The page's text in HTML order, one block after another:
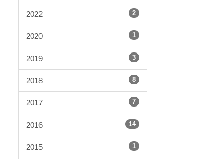
2022 2
2020 1
2019 3
2018 8
2017 7
2016 14
2015 1